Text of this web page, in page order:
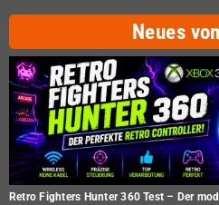
Neues
Retro Fighters Hunter 360 Test – Der